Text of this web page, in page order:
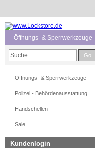
Öffnungs- & Sperrwerkzeuge
Go
Öffnungs- & Sperrwerkzeuge
Polizei - Behördenausstattung
Handschellen
Sale
Kundenlogin